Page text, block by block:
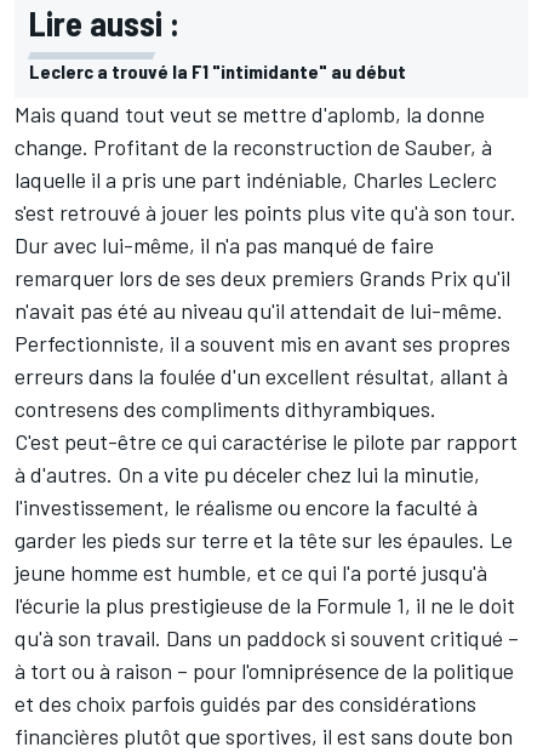
Lire aussi :
Leclerc a trouvé la F1 "intimidante" au début
Mais quand tout veut se mettre d'aplomb, la donne
change. Profitant de la reconstruction de Sauber, à
laquelle il a pris une part indéniable, Charles Leclerc
s'est retrouvé à jouer les points plus vite qu'à son tour.
Dur avec lui-même, il n'a pas manqué de faire
remarquer lors de ses deux premiers Grands Prix qu'il
n'avait pas été au niveau qu'il attendait de lui-même.
Perfectionniste, il a souvent mis en avant ses propres
erreurs dans la foulée d'un excellent résultat, allant à
contresens des compliments dithyrambiques.
C'est peut-être ce qui caractérise le pilote par rapport
à d'autres. On a vite pu déceler chez lui la minutie,
l'investissement, le réalisme ou encore la faculté à
garder les pieds sur terre et la tête sur les épaules. Le
jeune homme est humble, et ce qui l'a porté jusqu'à
l'écurie la plus prestigieuse de la Formule 1, il ne le doit
qu'à son travail. Dans un paddock si souvent critiqué –
à tort ou à raison – pour l'omniprésence de la politique
et des choix parfois guidés par des considérations
financières plutôt que sportives, il est sans doute bon